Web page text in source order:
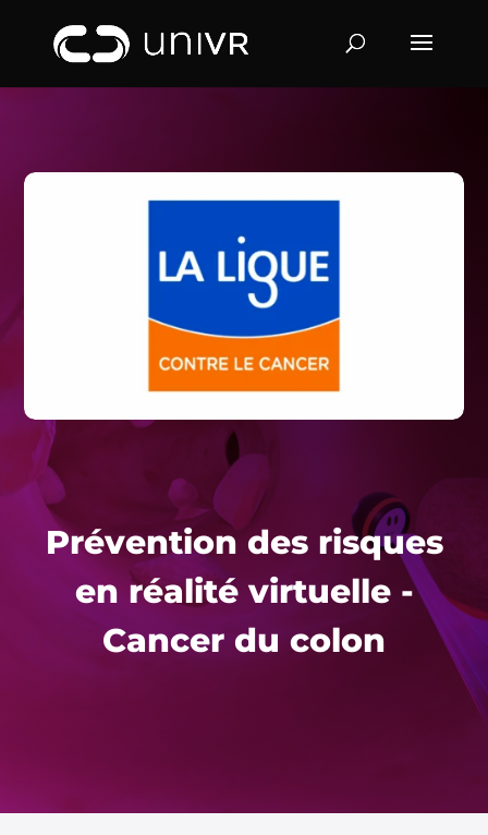
Prévention des risques
en réalité virtuelle -
Cancer du colon